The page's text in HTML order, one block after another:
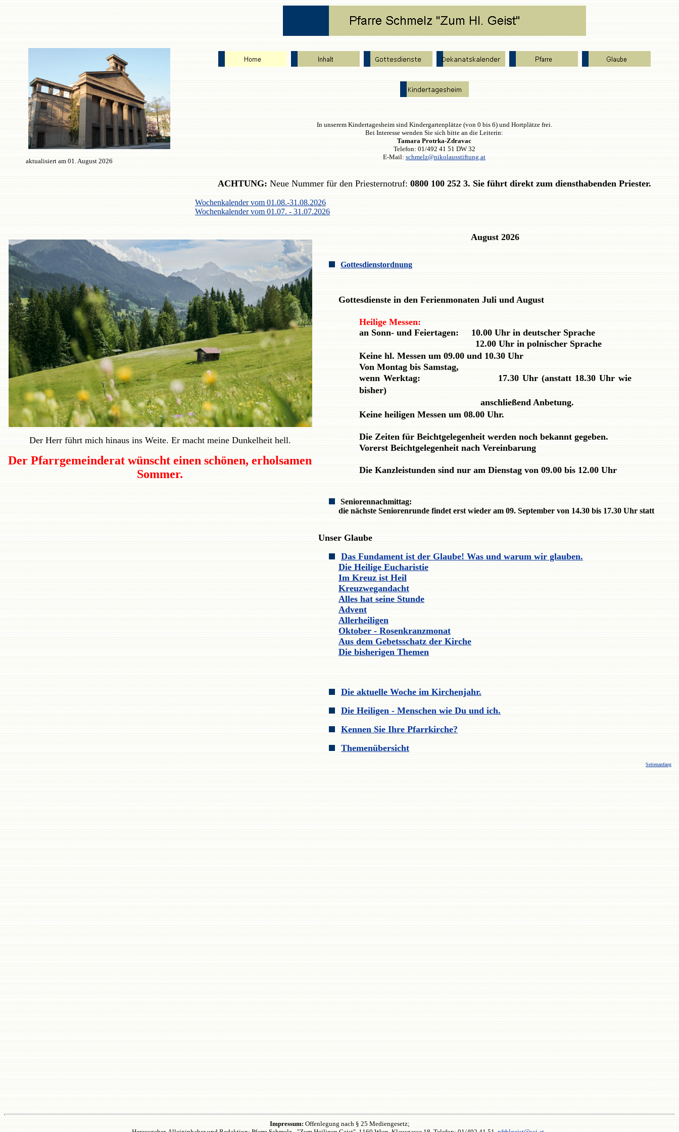
aktualisiert am 01. August 2026
In unserem Kindertagesheim sind Kindergartenplätze (von 0 bis 6) und Hortplätze frei.
Bei Interesse wenden Sie sich bitte an die Leiterin:
Tamara Protrka-Zdravac
Telefon: 01/492 41 51 DW 32
E-Mail: schmelz@nikolausstiftung.at
ACHTUNG: Neue Nummer für den Priesternotruf: 0800 100 252 3. Sie führt direkt zum diensthabenden Priester.
Wochenkalender vom 01.08.-31.08.2026
Wochenkalender vom 01.07. - 31.07.2026
Der Herr führt mich hinaus ins Weite. Er macht meine Dunkelheit hell.
Der Pfarrgemeinderat wünscht einen schönen, erholsamen
Sommer.
August 2026
Gottesdienstordnung
Gottesdienste in den Ferienmonaten Juli und August
Heilige Messen:
an Sonn- und Feiertagen: 10.00 Uhr in deutscher Sprache
12.00 Uhr in polnischer Sprache
Keine hl. Messen um 09.00 und 10.30 Uhr
Von Montag bis Samstag,
wenn Werktag: 17.30 Uhr (anstatt 18.30 Uhr wie
bisher)
anschließend Anbetung.
Keine heiligen Messen um 08.00 Uhr.
Die Zeiten für Beichtgelegenheit werden noch bekannt gegeben.
Vorerst Beichtgelegenheit nach Vereinbarung
Die Kanzleistunden sind nur am Dienstag von 09.00 bis 12.00 Uhr
Seniorennachmittag:
die nächste Seniorenrunde findet erst wieder am 09. September von 14.30 bis 17.30 Uhr statt
Unser Glaube
Das Fundament ist der Glaube! Was und warum wir glauben.
Die Heilige Eucharistie
Im Kreuz ist Heil
Kreuzwegandacht
Alles hat seine Stunde
Advent
Allerheiligen
Oktober - Rosenkranzmonat
Aus dem Gebetsschatz der Kirche
Die bisherigen Themen
Die aktuelle Woche im Kirchenjahr.
Die Heiligen - Menschen wie Du und ich.
Kennen Sie Ihre Pfarrkirche?
Themenübersicht
Seitenanfang
Impressum:Offenlegung nach § 25 Mediengesetz;